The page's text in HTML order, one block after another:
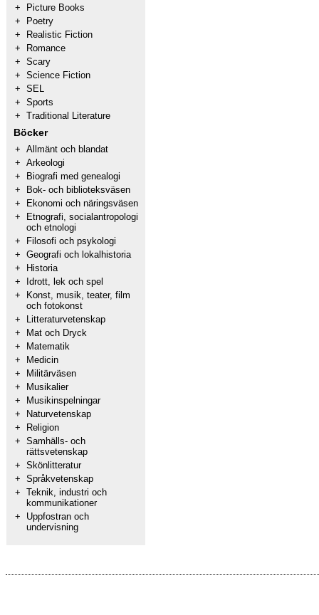
+
Picture Books
+
Poetry
+
Realistic Fiction
+
Romance
+ Scary
+ Science Fiction
+ SEL
+ Sports
+ Traditional Literature
Böcker
+ Allmänt och blandat
+ Arkeologi
+
Biografi med genealogi
+
Bok- och biblioteksväsen
+
Ekonomi och näringsväsen
+
Etnografi, socialantropologi
och etnologi
+
Filosofi och psykologi
+ Geografi och lokalhistoria
+
Historia
+
Idrott, lek och spel
+
Konst, musik, teater, film
och fotokonst
+
Litteraturvetenskap
+
Mat och Dryck
+
Matematik
+
Medicin
+
Militärväsen
+
Musikalier
+
Musikinspelningar
+
Naturvetenskap
+
Religion
+ Samhälls- och
rättsvetenskap
+ Skönlitteratur
+ Språkvetenskap
+ Teknik, industri och
kommunikationer
+
Uppfostran och
undervisning